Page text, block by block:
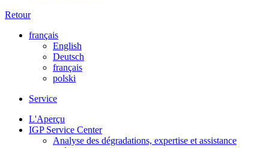
Retour
français
English
Deutsch
français
polski
Service
L'Aperçu
IGP Service Center
Analyse des dégradations, expertise et assistance